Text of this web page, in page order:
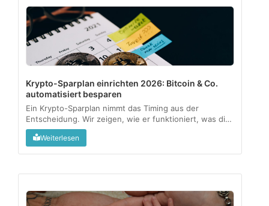
Krypto-Sparplan einrichten 2026: Bitcoin & Co.
automatisiert besparen
Ein Krypto-Sparplan nimmt das Timing aus der
Entscheidung. Wir zeigen, wie er funktioniert, was die
1-Jahres-Haltefrist steuerlich bedeutet und für wen
sich das wirklich lohnt....
Weiterlesen